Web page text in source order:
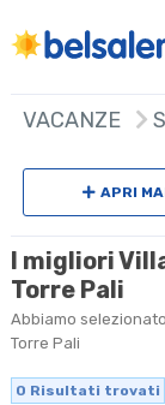
VACANZE
APRI
I migliori
Torre Pali
Abbiamo
Torre Pali
0 Risultati trovati